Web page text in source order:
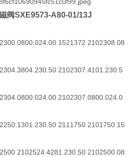
阀SXE9573-A80-01/13J
1521372 2102308.08
2102307.4101.230.5
2102307.0800.024.0
2111750 2101750.15
2102524.4281.230.50 2102500.08